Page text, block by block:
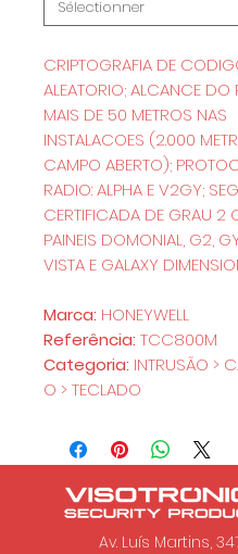
CRIPTOGRAFIA DE
ALEATORIO; ALCANCE DO
MAIS DE 50 METROS NAS
INSTALACOES (2.000
CAMPO ABERTO);
RADIO: ALPHA E V2GY;
CERTIFICADA DE GRAU 2
PAINEIS DOMONIAL, G2,
VISTA E GALAXY
Marca: HONEYWELL
Referência: TCC800M
Categoria: INTRUSÃO >
O > TECLADO
Av. Luís Martins,